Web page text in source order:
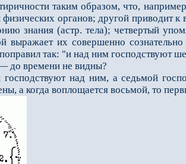
таким образом, что,
физических органов; другой
знания (астр. тела); четвертый
выражает их совершенно
так: "и над ним господствуют
до времени не видны?
над ним, а седьмой
а когда воплощается восьмой, то